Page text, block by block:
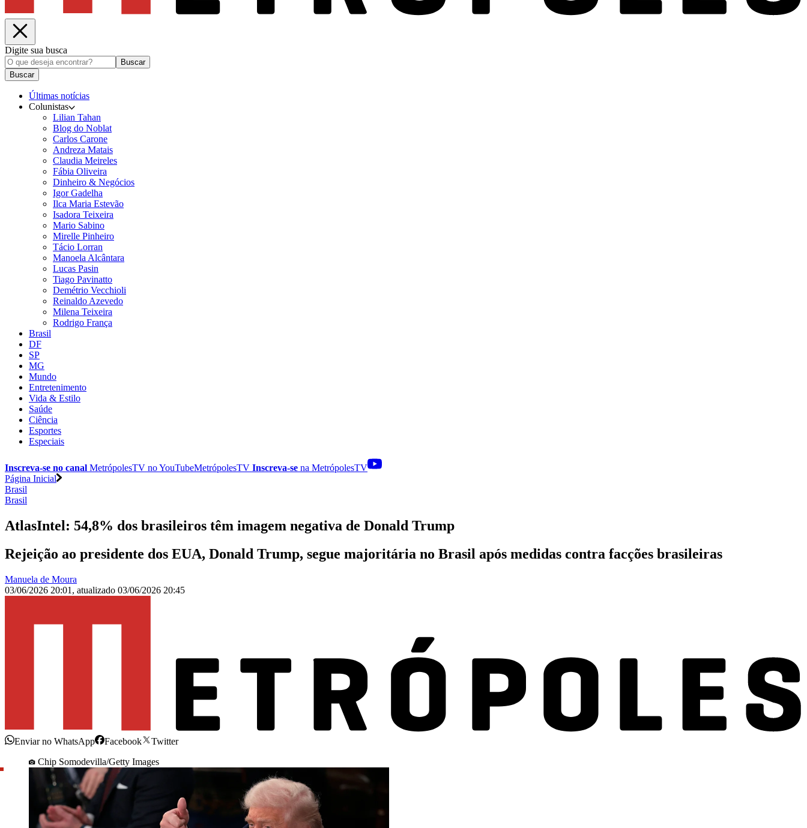
Digite sua busca
Buscar
Buscar
Últimas notícias
Colunistas
Lilian Tahan
Blog do Noblat
Carlos Carone
Andreza Matais
Claudia Meireles
Fábia Oliveira
Dinheiro & Negócios
Igor Gadelha
Ilca Maria Estevão
Isadora Teixeira
Mario Sabino
Mirelle Pinheiro
Tácio Lorran
Manoela Alcântara
Lucas Pasin
Tiago Pavinatto
Demétrio Vecchioli
Reinaldo Azevedo
Milena Teixeira
Rodrigo França
Brasil
DF
SP
MG
Mundo
Entretenimento
Vida & Estilo
Saúde
Ciência
Esportes
Especiais
Inscreva-se no canal MetrópolesTV noYouTubeMetrópolesTV Inscreva-se na MetrópolesTV
Página Inicial
Brasil
Brasil
AtlasIntel: 54,8% dos brasileiros têm imagem negativa de Donald Trump
Rejeição ao presidente dos EUA, Donald Trump, segue majoritária no Brasil após medidas contra facções brasileiras
Manuela de Moura
03/06/2026 20:01 , atualizado 03/06/2026 20:45
Enviar no WhatsApp Facebook
Twitter
Chip Somodevilla/Getty Images